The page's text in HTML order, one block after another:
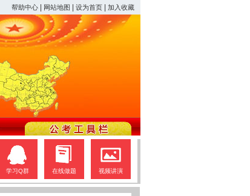
帮助中心 网站地图 设为首页 加入收藏
学习Q群 在线做题 视频讲演